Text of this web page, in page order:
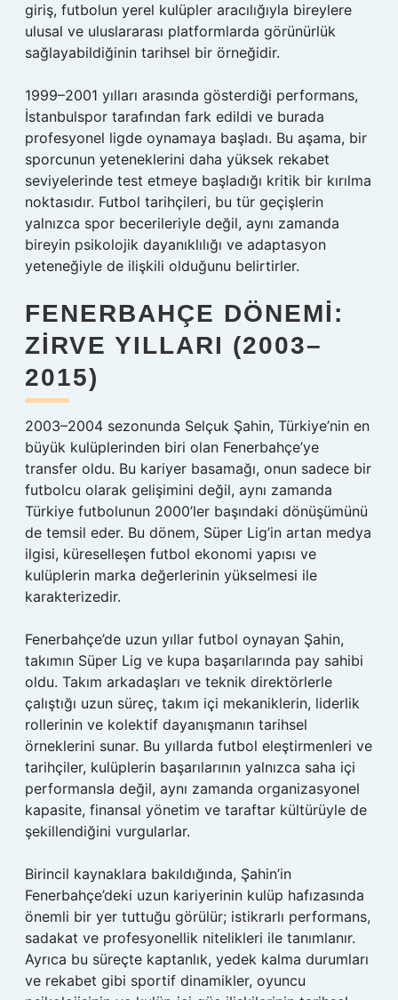
giriş, futbolun yerel kulüpler aracılığıyla bireylere
ulusal ve uluslararası platformlarda görünürlük
sağlayabildiğinin tarihsel bir örneğidir.
1999–2001 yılları arasında gösterdiği performans,
İstanbulspor tarafından fark edildi ve burada
profesyonel ligde oynamaya başladı. Bu aşama, bir
sporcunun yeteneklerini daha yüksek rekabet
seviyelerinde test etmeye başladığı kritik bir kırılma
noktasıdır. Futbol tarihçileri, bu tür geçişlerin
yalnızca spor becerileriyle değil, aynı zamanda
bireyin psikolojik dayanıklılığı ve adaptasyon
yeteneğiyle de ilişkili olduğunu belirtirler.
FENERBAHÇE DÖNEMI:
ZIRVE YILLARI (2003–
2015)
2003–2004 sezonunda Selçuk Şahin, Türkiye’nin en
büyük kulüplerinden biri olan Fenerbahçe’ye
transfer oldu. Bu kariyer basamağı, onun sadece bir
futbolcu olarak gelişimini değil, aynı zamanda
Türkiye futbolunun 2000’ler başındaki dönüşümünü
de temsil eder. Bu dönem, Süper Lig’in artan medya
ilgisi, küreselleşen futbol ekonomi yapısı ve
kulüplerin marka değerlerinin yükselmesi ile
karakterizedir.
Fenerbahçe’de uzun yıllar futbol oynayan Şahin,
takımın Süper Lig ve kupa başarılarında pay sahibi
oldu. Takım arkadaşları ve teknik direktörlerle
çalıştığı uzun süreç, takım içi mekaniklerin, liderlik
rollerinin ve kolektif dayanışmanın tarihsel
örneklerini sunar. Bu yıllarda futbol eleştirmenleri ve
tarihçiler, kulüplerin başarılarının yalnızca saha içi
performansla değil, aynı zamanda organizasyonel
kapasite, finansal yönetim ve taraftar kültürüyle de
şekillendiğini vurgularlar.
Birincil kaynaklara bakıldığında, Şahin’in
Fenerbahçe’deki uzun kariyerinin kulüp hafızasında
önemli bir yer tuttuğu görülür; istikrarlı performans,
sadakat ve profesyonellik nitelikleri ile tanımlanır.
Ayrıca bu süreçte kaptanlık, yedek kalma durumları
ve rekabet gibi sportif dinamikler, oyuncu